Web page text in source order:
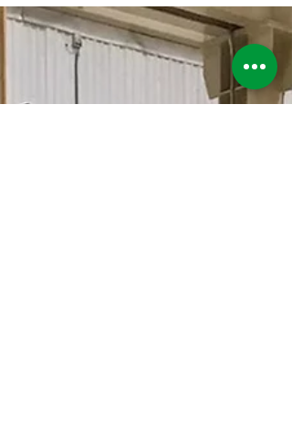
de energía durante toda la vida útil del
transformador y, en consecuencia, en los costos
de operación.